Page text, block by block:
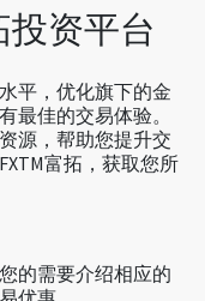
投资平台
平，优化旗下的金
最佳的交易体验。
源，帮助您提升交
富拓，获取您所
的需要介绍相应的